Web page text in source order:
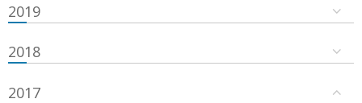
2019
2018
2017